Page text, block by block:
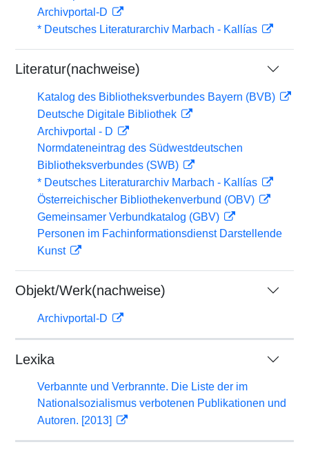
Archivportal-D
* Deutsches Literaturarchiv Marbach - Kallías
Literatur(nachweise)
Katalog des Bibliotheksverbundes Bayern (BVB)
Deutsche Digitale Bibliothek
Archivportal - D
Normdateneintrag des Südwestdeutschen
Bibliotheksverbundes (SWB)
* Deutsches Literaturarchiv Marbach - Kallías
Österreichischer Bibliothekenverbund (OBV)
Gemeinsamer Verbundkatalog (GBV)
Personen im Fachinformationsdienst Darstellende
Kunst
Objekt/Werk(nachweise)
Archivportal-D
Lexika
Verbannte und Verbrannte. Die Liste der im
Nationalsozialismus verbotenen Publikationen und
Autoren. [2013]